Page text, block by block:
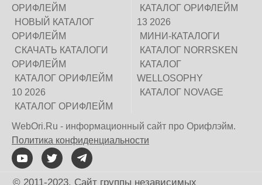
ОРИФЛЕЙМ
НОВЫЙ КАТАЛОГ
ОРИФЛЕЙМ
СКАЧАТЬ КАТАЛОГИ
ОРИФЛЕЙМ
КАТАЛОГ ОРИФЛЕЙМ
10 2026
КАТАЛОГ ОРИФЛЕЙМ
КАТАЛОГ ОРИФЛЕЙМ
13 2026
МИНИ-КАТАЛОГИ
КАТАЛОГ NORRSKEN
КАТАЛОГ
WELLOSOPHY
КАТАЛОГ NOVAGE
WebOri.Ru - информационный сайт про Орифлэйм.
Политика конфиденциальности
© 2011-2023. Сайт группы независимых